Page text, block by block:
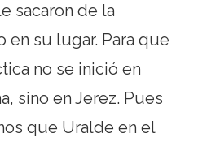
sacaron de la
en su lugar. Para que
no se inició en
sino en Jerez. Pues
que Uralde en el